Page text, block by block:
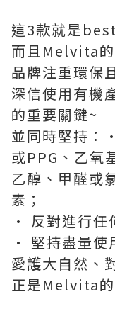
這3款就是
而且Melvita
品牌注重環保
深信使用有機
的重要關鍵~
並同時堅持：
或PPG、乙氧
乙醇、甲醛或
素；
• 反對進行任
• 堅持盡量使
愛護大自然、
正是Melvita